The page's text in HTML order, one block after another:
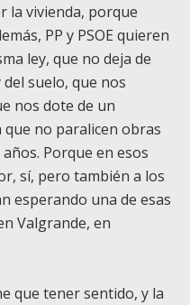
la vivienda, porque
PP y PSOE quieren
ley, que no deja de
suelo, que nos
nos dote de un
no paralicen obras
Porque en esos
sí, pero también a los
esperando una de esas
Valgrande, en
que tener sentido, y la